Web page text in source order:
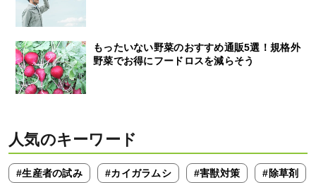
もったいない野菜のおすすめ通販5選！規格外
野菜でお得にフードロスを減らそう
人気のキーワード
#生産者の試み #カイガラムシ #害獣対策 #除草剤